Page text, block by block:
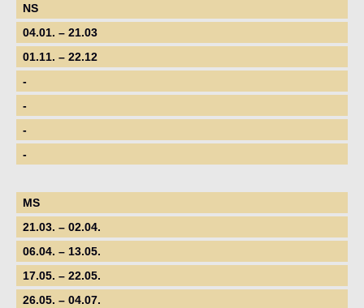
NS
04.01. – 21.03
01.11. – 22.12
-
-
-
-
MS
21.03. – 02.04.
06.04. – 13.05.
17.05. – 22.05.
26.05. – 04.07.